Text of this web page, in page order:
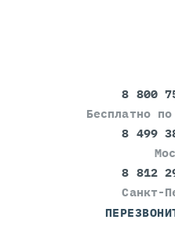
8 800
Бесплатно
8 499
8 812
Санкт-